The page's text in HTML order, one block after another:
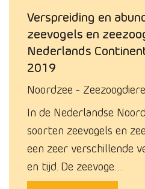
Verspreiding en
zeevogels en
Nederlands
2019
Noordzee
In de Nederlandse
soorten zeevogels en
een zeer verschillende
en tijd. De zeevoge…